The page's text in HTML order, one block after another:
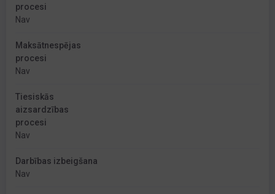
procesi
Nav
Maksātnespējas
procesi
Nav
Tiesiskās
aizsardzības
procesi
Nav
Darbības izbeigšana
Nav